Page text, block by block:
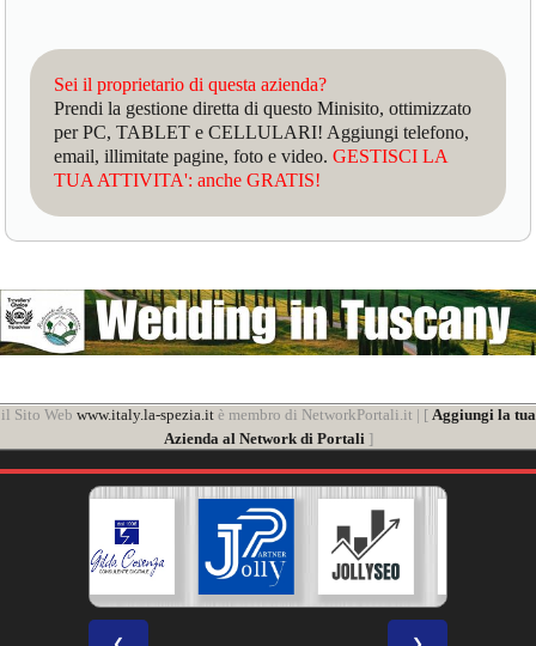
Sei il proprietario di questa azienda?
Prendi la gestione diretta di questo Minisito, ottimizzato
per PC, TABLET e CELLULARI! Aggiungi telefono,
email, illimitate pagine, foto e video.GESTISCI LA
TUA ATTIVITA': anche GRATIS!
il Sito Web www.italy.la-spezia.itè membro di NetworkPortali.it | [ Aggiungi la tua
Azienda al Network di Portali]